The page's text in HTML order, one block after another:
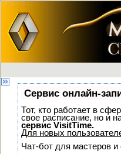
Сервис онлайн-
Тот, кто работает в
свое расписание, но и
сервис VisitTime.
Для новых
Чат-бот для мастеров